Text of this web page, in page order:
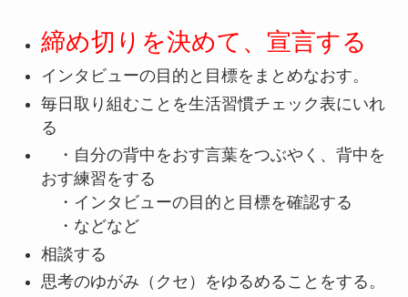
締め切りを決めて、宣言する
インタビューの目的と目標をまとめなおす。
毎日取り組むことを生活習慣チェック表にいれ
る
・自分の背中をおす言葉をつぶやく、背中を
おす練習をする
・インタビューの目的と目標を確認する
・などなど
相談する
思考のゆがみ（クセ）をゆるめることをする。